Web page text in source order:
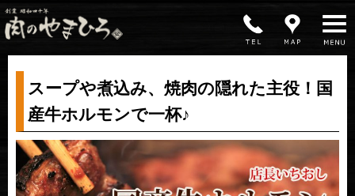
MENU
スープや煮込み、焼肉の隠れた主役！国
産牛ホルモンで一杯♪